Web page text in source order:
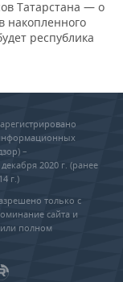
Татарстана — о
накопленного
республика
–
2020 г. (ранее
г.)
только с
сайта и
полном